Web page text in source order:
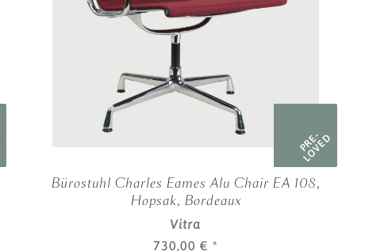
PRE-
LOVED
Bürostuhl Charles Eames Alu Chair EA 108,
Hopsak, Bordeaux
Vitra
730,00 € *